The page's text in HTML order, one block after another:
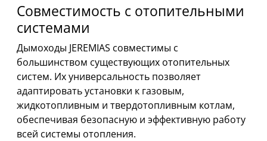
Совместимость с отопительными
системами
Дымоходы JEREMIAS совместимы с
большинством существующих отопительных
систем. Их универсальность позволяет
адаптировать установки к газовым,
жидкотопливным и твердотопливным котлам,
обеспечивая безопасную и эффективную работу
всей системы отопления.